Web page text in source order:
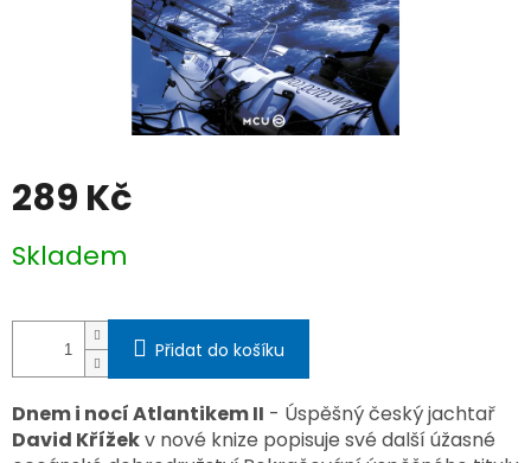
289 Kč
cena:
Skladem
Přidat do košíku
Dnem i nocí Atlantikem II - Úspěšný český jachtař
David Křížekv nové knize popisuje své další úžasné